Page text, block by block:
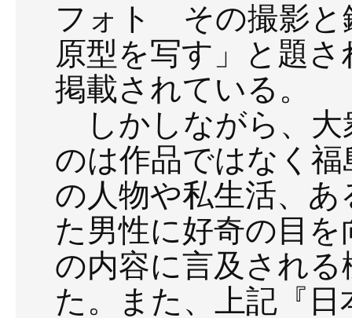
フォト その撮影と
原型を写す」と題
掲載されている。
しかしながら、大
のは作品ではなく
の人物や私生活、
た男性に好奇の目
の内容に言及され
た。また、上記『